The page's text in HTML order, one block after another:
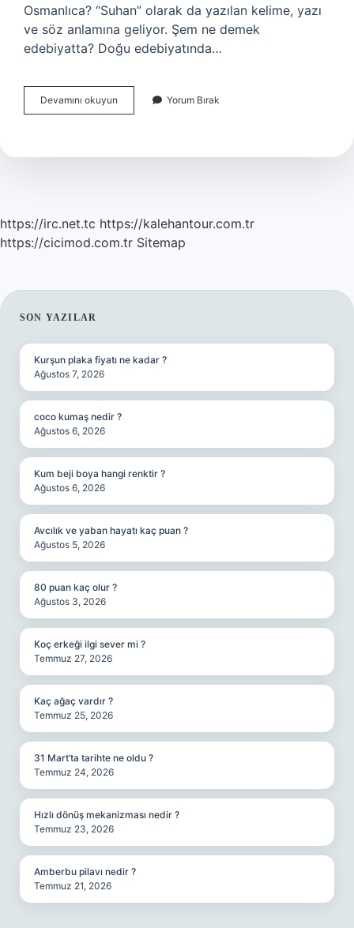
Osmanlıca? “Suhan” olarak da yazılan kelime, yazı
ve söz anlamına geliyor. Şem ne demek
edebiyatta? Doğu edebiyatında…
Devamını okuyun
Ne
Yorum Bırak
https://irc.net.tc https://kalehantour.com.tr
https://cicimod.com.tr Sitemap
SIDEBAR
SON YAZILAR
Kurşun plaka fiyatı ne kadar ?
Ağustos 7, 2026
coco kumaş nedir ?
Ağustos 6, 2026
Kum beji boya hangi renktir ?
Ağustos 6, 2026
Avcılık ve yaban hayatı kaç puan ?
Ağustos 5, 2026
80 puan kaç olur ?
Ağustos 3, 2026
Koç erkeği ilgi sever mi ?
Temmuz 27, 2026
Kaç ağaç vardır ?
Temmuz 25, 2026
31 Mart’ta tarihte ne oldu ?
Temmuz 24, 2026
Hızlı dönüş mekanizması nedir ?
Temmuz 23, 2026
Amberbu pilavı nedir ?
Temmuz 21, 2026